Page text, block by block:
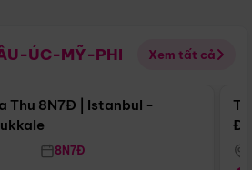
ÚC-MỸ-PHI Xem tất cả
Điểm nổi bật
Thu 8N7Đ | Istanbul -
8N7Đ